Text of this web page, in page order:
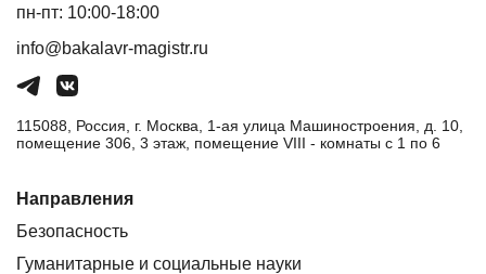
пн-пт: 10:00-18:00
info@bakalavr-magistr.ru
115088, Россия, г. Москва, 1-ая улица Машиностроения, д. 10,
помещение 306, 3 этаж, помещение VIII - комнаты с 1 по 6
Направления
Безопасность
Гуманитарные и социальные науки